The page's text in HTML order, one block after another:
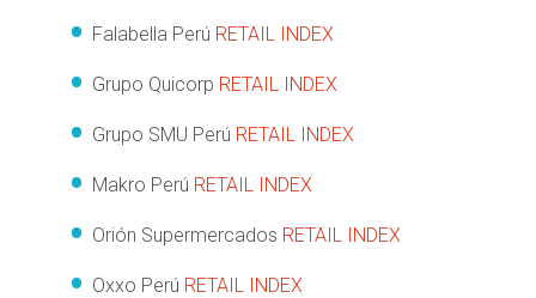
Falabella Perú RETAIL INDEX
Grupo Quicorp RETAIL INDEX
Grupo SMU Perú RETAIL INDEX
Makro Perú RETAIL INDEX
Orión Supermercados RETAIL INDEX
Oxxo Perú RETAIL INDEX